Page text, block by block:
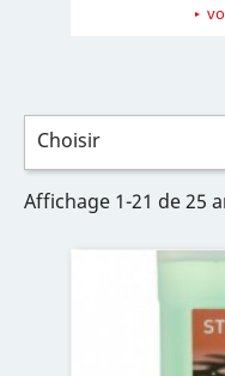
Choisir
Affichage 1-21 de 25